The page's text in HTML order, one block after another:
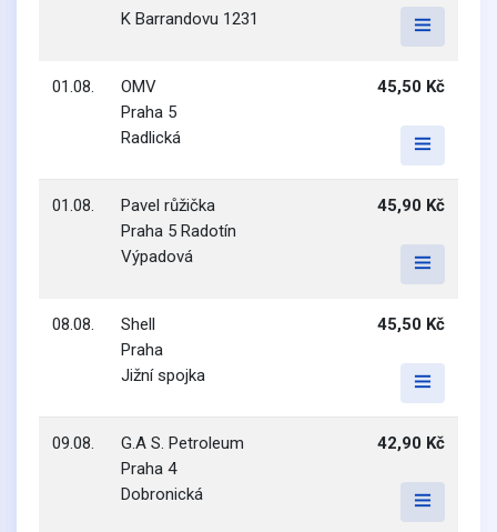
K Barrandovu 1231
01.08.
OMV
Praha 5
Radlická
45,50 Kč
01.08.
Pavel růžička
Praha 5 Radotín
Výpadová
45,90 Kč
08.08.
Shell
Praha
Jižní spojka
45,50 Kč
09.08.
G.A S. Petroleum
Praha 4
Dobronická
42,90 Kč